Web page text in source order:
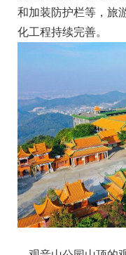
和加装防护栏等，旅
化工程持续完善。